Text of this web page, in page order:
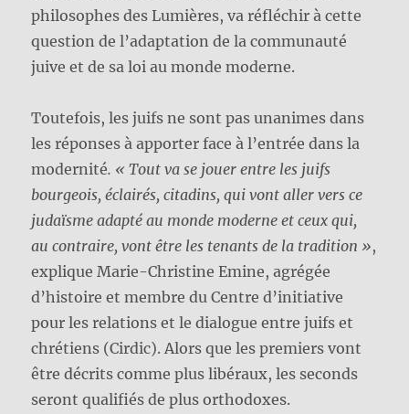
philosophes des Lumières, va réfléchir à cette
question de l’adaptation de la communauté
juive et de sa loi au monde moderne.
Toutefois, les juifs ne sont pas unanimes dans
les réponses à apporter face à l’entrée dans la
modernité. « Tout va se jouer entre les juifs
bourgeois, éclairés, citadins, qui vont aller vers ce
judaïsme adapté au monde moderne et ceux qui,
au contraire, vont être les tenants de la tradition »,
explique Marie-Christine Emine, agrégée
d’histoire et membre du Centre d’initiative
pour les relations et le dialogue entre juifs et
chrétiens (Cirdic). Alors que les premiers vont
être décrits comme plus libéraux, les seconds
seront qualifiés de plus orthodoxes.